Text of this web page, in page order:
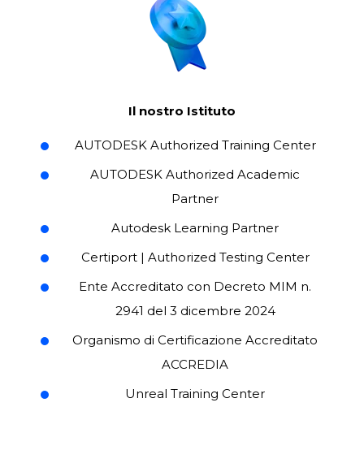
Il nostro Istituto
AUTODESK Authorized Training Center
AUTODESK Authorized Academic
Partner
Autodesk Learning Partner
Certiport | Authorized Testing Center
Ente Accreditato con Decreto MIM n.
2941 del 3 dicembre 2024
Organismo di Certificazione Accreditato
ACCREDIA
Unreal Training Center